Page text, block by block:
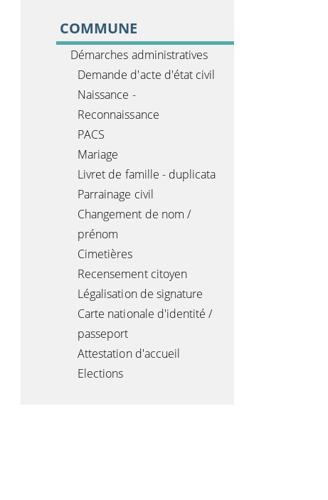
COMMUNE
Démarches administratives
Demande d'acte d'état civil
Naissance -
Reconnaissance
PACS
Mariage
Livret de famille - duplicata
Parrainage civil
Changement de nom /
prénom
Cimetières
Recensement citoyen
Légalisation de signature
Carte nationale d'identité /
passeport
Attestation d'accueil
Elections